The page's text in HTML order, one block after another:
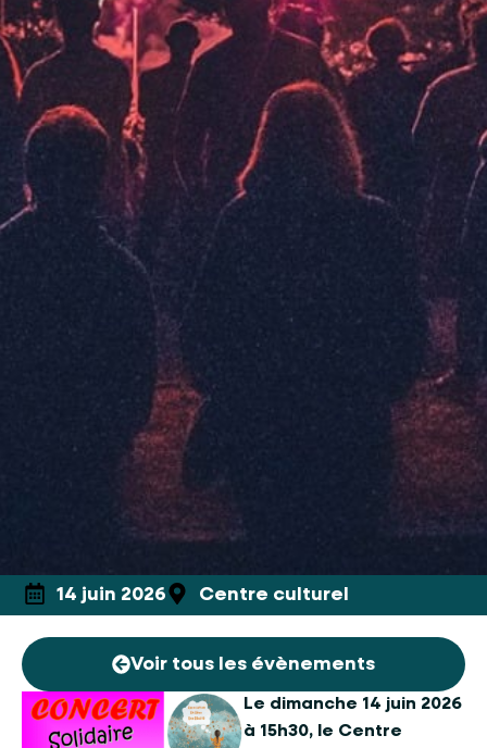
14 juin 2026 Centre culturel
Voir tous les évènements
Le dimanche 14 juin 2026
à 15h30, le Centre